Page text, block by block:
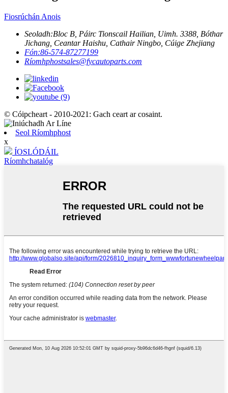
Fiosrúchán Anois
Seoladh:Bloc B, Páirc Tionscail Hailian, Uimh. 3388, Bóthar
Jichang, Ceantar Haishu, Cathair Ningbo, Cúige Zhejiang
Fón:86-574-87277199
Ríomhphostsales@fycautoparts.com
© Cóipcheart - 2010-2021: Gach ceart ar cosaint.
Seol Ríomhphost
x
ÍOSLÓDÁIL
Ríomhchatalóg